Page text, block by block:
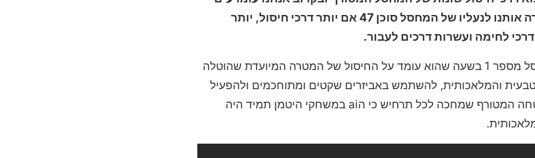
לקבל את משחק ההמשך השני בסדרה החדשה שמחזירה אותנו לנעליו של המחסל סוכן 47 אם יותר דרכי חיסול, יותר
לחימה ועשרות דרכים לעבור.
הטריילר החדש לוקח אותנו לקולומביה ומציג לנו את המחסל מספר 1 בשעה שהוא עומד על החיסול של המטרה המיועדת שהוטלה
והמלאכותית, להשתמש באביזרים שקטים ומתוחכמים ולהפעיל
אינטלגנציה גבוהה בשביל לעבור את השומרים וצוות האבטחה המטורף שמחכה לכל תרחיש כי הai במשחקי היטמן תמיד היה